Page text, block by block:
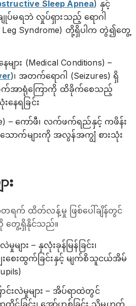
Sleep Apnea) နှင့်
ျုပ်မရဘဲ လှုပ်ရှားသည့် ရောဂါ
Leg Syndrome) တို့ရှိပါက တွဲ၍တွေ့
များ (Medical Conditions) –
)၊ အတက်ရောဂါ (Seizures) ရှိ
ာက်အာရုံကြောကို ထိခိုက်စေသည့်
နေရခြင်း
– ကော်ဖီ၊ လက်ဖက်ရည်နှင့် ကဖိန်း
ောက်များကို အလွန်အကျွံ စားသုံး
း
ရက် ထိတ်လန့်မှု ဖြစ်ပေါ်ချိန်တွင်
တွေ့ရှိနိုင်သည်။
များ – နှလုံးခုန်မြန်ခြင်း၊
ေးစေးထွက်ခြင်းနှင့် မျက်စိသူငယ်အိမ်
င်းလဲမှုများ – အိပ်ရာထဲတွင်
င်ခြင်း၊ အော်ဟစ်ခြင်း သို့မဟုတ်